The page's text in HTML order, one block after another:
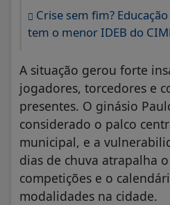
Crise sem fim?
tem o menor IDEB do
A situação gerou forte
jogadores, torcedores e
presentes. O ginásio
considerado o palco
municipal, e a
dias de chuva atrapalha
competições e o
modalidades na cidade.